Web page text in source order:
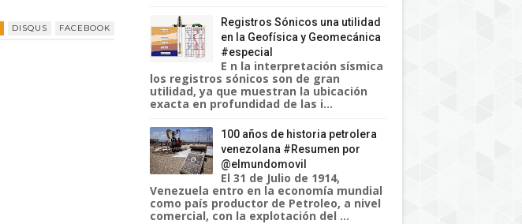
DISQUS FACEBOOK
Registros Sónicos una utilidad
en la Geofísica y Geomecánica
#especial
E n la interpretación sísmica
los registros sónicos son de gran
utilidad, ya que muestran la ubicación
exacta en profundidad de las i...
100 años de historia petrolera
venezolana #Resumen por
@elmundomovil
El 31 de Julio de 1914,
Venezuela entro en la economía mundial
como país productor de Petroleo, a nivel
comercial, con la explotación del ...